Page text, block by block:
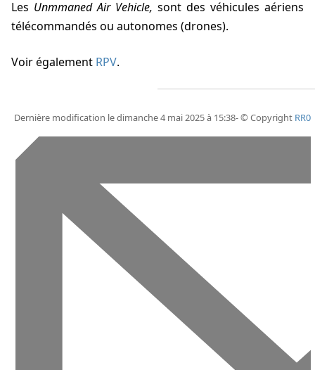
Les Unmmaned Air Vehicle, sont des véhicules aériens
télécommandés ou autonomes (drones).
Voir également RPV.
Dernière modification le dimanche 4 mai 2025 à 15:38- © Copyright RR0